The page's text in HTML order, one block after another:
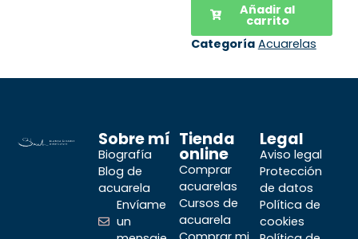
Añadir al
carrito
Categoría Acuarelas
Sobre mí
Biografía
Blog de
acuarela
Envíame
un
Tienda
online
Comprar
acuarelas
Cursos de
acuarela
Legal
Aviso legal
Protección
de datos
Política de
cookies